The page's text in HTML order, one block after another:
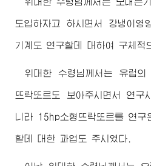
도입하자고 하시면서 강냉이영
기계도 연구할데 대하여 구체적
위대한 수령님께서는 유럽의
뜨락또르도 보아주시면서 연구
니라 15hp소형뜨락또르를 연
할데 대한 과업도 주시였다.